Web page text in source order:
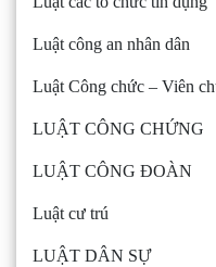
Luật công an nhân dân
Luật Công chức – Viên
LUẬT CÔNG CHỨNG
LUẬT CÔNG ĐOÀN
Luật cư trú
LUẬT DÂN SỰ